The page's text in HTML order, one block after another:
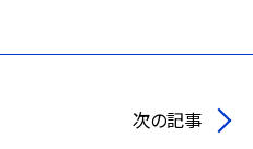
次の記事